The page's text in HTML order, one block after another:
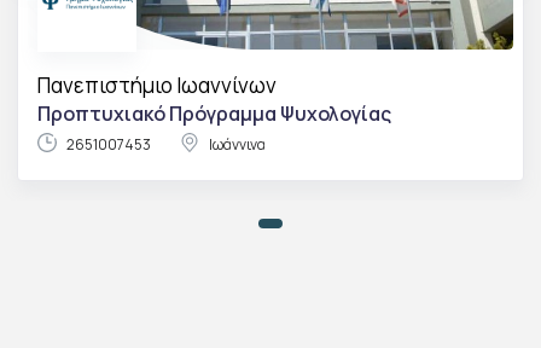
Πανεπιστήμιο Ιωαννίνων
Προπτυχιακό Πρόγραμμα Ψυχολογίας
2651007453 Ιωάννινα